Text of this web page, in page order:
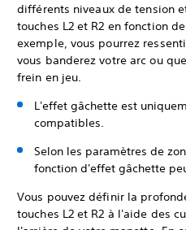
différents niveaux de tension
touches L2 et R2 en fonction
exemple, vous pourrez
vous banderez votre arc ou
frein en jeu.
L'effet gâchette est
compatibles.
Selon les paramètres de
fonction d'effet gâchette
Vous pouvez définir la
touches L2 et R2 à l'aide des